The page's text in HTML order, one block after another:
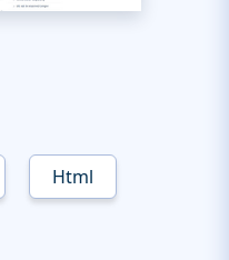
Html